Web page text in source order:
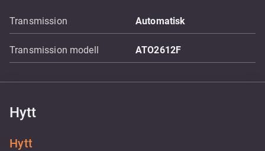
Transmission Automatisk
Transmission modell ATO2612F
Hytt
Hytt